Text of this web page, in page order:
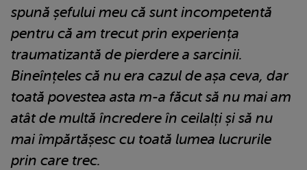
spună șefului meu că sunt incompetentă
pentru că am trecut prin experiența
traumatizantă de pierdere a sarcinii.
Bineînțeles că nu era cazul de așa ceva, dar
toată povestea asta m-a făcut să nu mai am
atât de multă încredere în ceilalți și să nu
mai împărtășesc cu toată lumea lucrurile
prin care trec.